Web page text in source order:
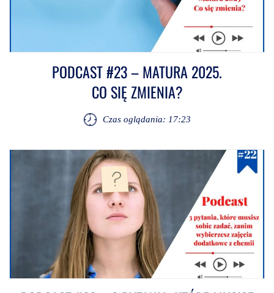
PODCAST #23 – MATURA 2025.
CO SIĘ ZMIENIA?
Czas oglądania: 17:23